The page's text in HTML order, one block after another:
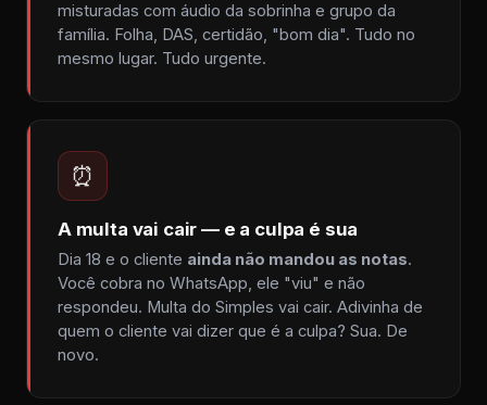
misturadas com áudio da sobrinha e grupo da
família. Folha, DAS, certidão, "bom dia". Tudo no
mesmo lugar. Tudo urgente.
⏰
A multa vai cair — e a culpa é sua
Dia 18 e o cliente ainda não mandou as notas.
Você cobra no WhatsApp, ele "viu" e não
respondeu. Multa do Simples vai cair. Adivinha de
quem o cliente vai dizer que é a culpa? Sua. De
novo.